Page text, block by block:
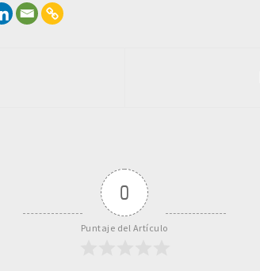
0
Puntaje del Artículo